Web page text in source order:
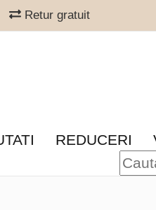
Retur gratuit
REDUCERI